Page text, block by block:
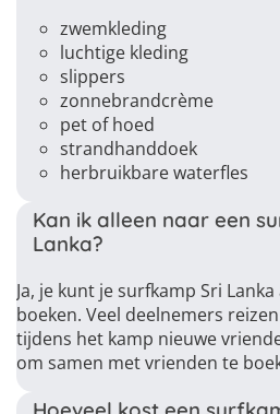
zwemkleding
luchtige kleding
slippers
zonnebrandcrème
pet of hoed
strandhanddoek
herbruikbare waterfles
Kan ik alleen naar een
Lanka?
Ja, je kunt je surfkamp Sri
boeken. Veel deelnemers
tijdens het kamp nieuwe
om samen met vrienden te